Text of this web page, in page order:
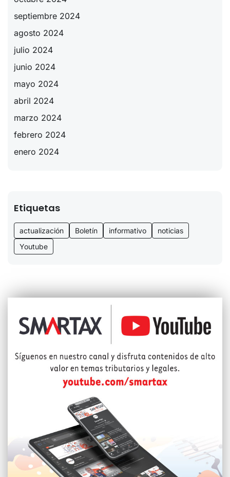
septiembre 2024
agosto 2024
julio 2024
junio 2024
mayo 2024
abril 2024
marzo 2024
febrero 2024
enero 2024
Etiquetas
actualización Boletín informativo
noticias
Youtube